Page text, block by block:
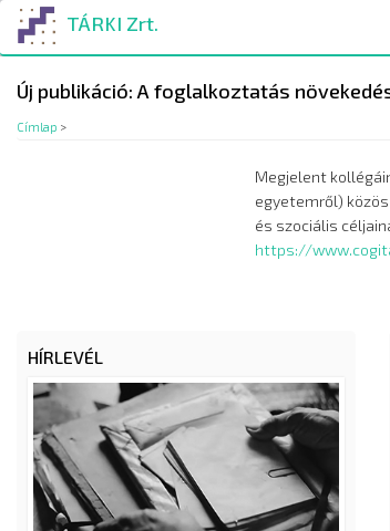
Ugrás
tartalomra
TÁRKI Zrt.
Új publikáció: A foglalkoztatás
Címlap >
Megjelent
egyetemről)
https://
HÍRLEVÉL